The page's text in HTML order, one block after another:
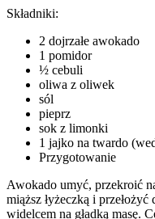
Składniki:
2 dojrzałe awokado
1 pomidor
½ cebuli
oliwa z oliwek
sól
pieprz
sok z limonki
1 jajko na twardo
Przygotowanie
Awokado umyć, przekroić
miąższ łyżeczką i
widelcem na gładką masę.